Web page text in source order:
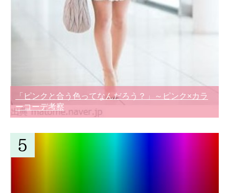
「ピンクと合う色ってなんだろう？」～ピンク×カラ
ーコーデ考察